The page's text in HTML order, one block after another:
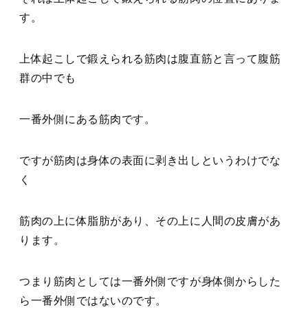
す。
上体起こしで鍛えられる筋肉は腹直筋と言って腹筋
群の中でも
一番外側にある筋肉です。
ですが筋肉は身体の表面に剥き出しというわけでな
く
筋肉の上に体脂肪があり、その上に人間の皮膚があ
ります。
つまり筋肉としては一番外側ですが身体側からした
ら一番外側ではないのです。